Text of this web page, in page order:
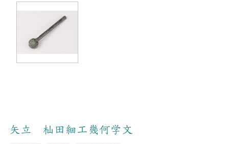
矢立 杣田細工幾何学文